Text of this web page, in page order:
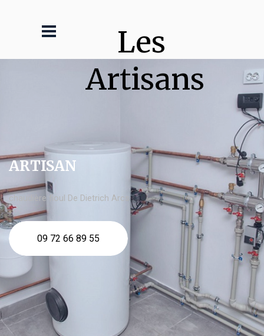
Les
Artisans
ARTISAN
chaudière fioul De Dietrich Arcs
09 72 66 89 55